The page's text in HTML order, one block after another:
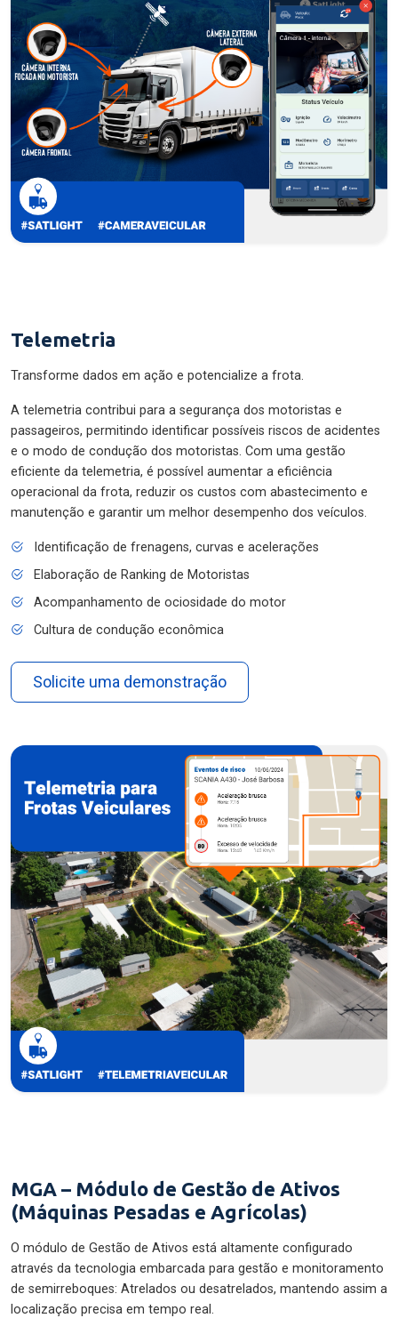
Telemetria
Transforme dados em ação e potencialize a frota.
A telemetria contribui para a segurança dos motoristas e
passageiros, permitindo identificar possíveis riscos de acidentes
e o modo de condução dos motoristas. Com uma gestão
eficiente da telemetria, é possível aumentar a eficiência
operacional da frota, reduzir os custos com abastecimento e
manutenção e garantir um melhor desempenho dos veículos.
Identificação de frenagens, curvas e acelerações
Elaboração de Ranking de Motoristas
Acompanhamento de ociosidade do motor
Cultura de condução econômica
Solicite uma demonstração
MGA – Módulo de Gestão de Ativos
(Máquinas Pesadas e Agrícolas)
O módulo de Gestão de Ativos está altamente configurado
através da tecnologia embarcada para gestão e monitoramento
de semirreboques: Atrelados ou desatrelados, mantendo assim a
localização precisa em tempo real.